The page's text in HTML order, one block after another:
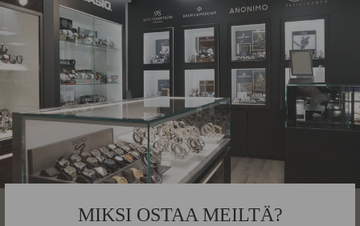
MIKSI OSTAA MEILTÄ?